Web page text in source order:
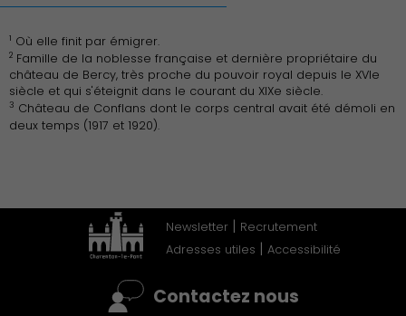
1 Où elle finit par émigrer.
2 Famille de la noblesse française et dernière propriétaire du
château de Bercy, très proche du pouvoir royal depuis le XVIe
siècle et qui s'éteignit dans le courant du XIXe siècle.
3 Château de Conflans dont le corps central avait été démoli en
deux temps (1917 et 1920).
Newsletter| Recrutement
Adresses utiles | Accessibilité
Contactez nous